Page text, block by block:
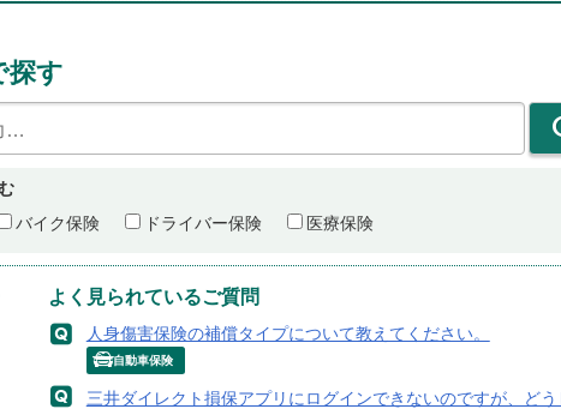
探す
バイク保険 ドライバー保険 医療保険
よく見られているご質問
人身傷害保険の補償タイプについて教えてください。
自動車保険
三井ダイレクト損保アプリにログインできないのですが、どう